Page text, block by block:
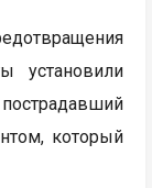
установили
который